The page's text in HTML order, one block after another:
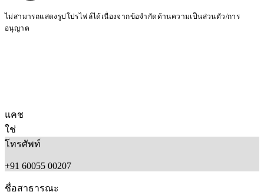
ไม่สามารถแสดงรูปโปรไฟล์ได้เนื่องจากข้อจำกัดด้านความเป็นส่วนตัว/การ
อนุญาต
แคช
ใช่
โทรศัพท์
+91 60055 00207
ชื่อสาธารณะ